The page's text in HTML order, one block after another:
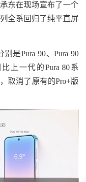
东在现场宣布了一个
全系回归了纯平直屏
是Pura 90、Pura 90
上一代的Pura 80系
取消了原有的Pro+版